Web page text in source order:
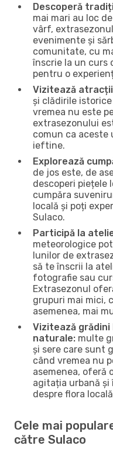
Descoperă
mai mari au loc
vârf,
evenimente și
comunitate, cu
înscrie la un curs
pentru o
Vizitează
și clădirile
vremea nu este
extrasezonului
comun ca aceste
ieftine.
Explorează
de jos este, de
descoperi piețele
cumpăra
locală și poți
Sulaco.
Participă la
meteorologice
lunilor de
să te înscrii la
fotografie sau
Extrasezonul
grupuri mai mici,
asemenea, mai
Vizitează
naturale: multe
și sere care sunt
când vremea nu
asemenea, oferă
agitația urbană
despre flora
Cele mai
către Sulaco